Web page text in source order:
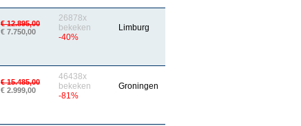
€ 12.895,00
€ 7.750,00
26878x
bekeken
-40%
Limburg
€ 15.485,00
€ 2.999,00
46438x
bekeken
-81%
Groningen